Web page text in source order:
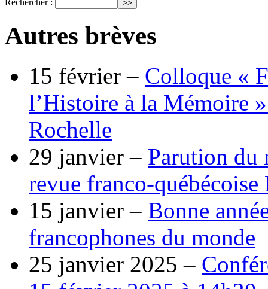
Autres brèves
15 février – Colloque «
l’Histoire à la Mémoire
Rochelle
29 janvier – Parution du
revue franco-québécoise
15 janvier – Bonne
francophones du monde
25 janvier 2025 –